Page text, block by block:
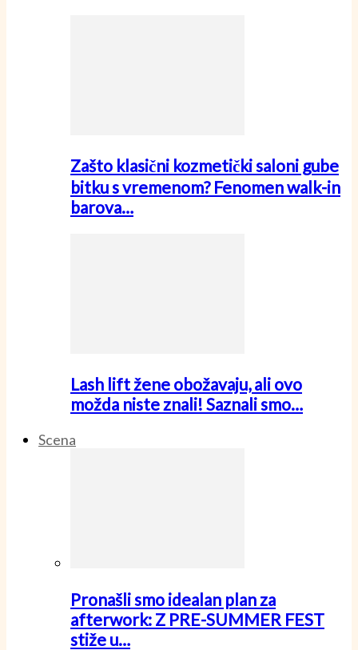
Zašto klasični kozmetički saloni gube
bitku s vremenom? Fenomen walk-in
barova…
Lash lift žene obožavaju, ali ovo
možda niste znali! Saznali smo…
Scena
Pronašli smo idealan plan za
afterwork: Z PRE-SUMMER FEST
stiže u…